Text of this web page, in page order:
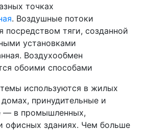
точках
. Воздушные потоки
посредством тяги, созданной
установками
Воздухообмен
обоими способами
используются в жилых
принудительные и
— в промышленных,
офисных зданиях. Чем больше